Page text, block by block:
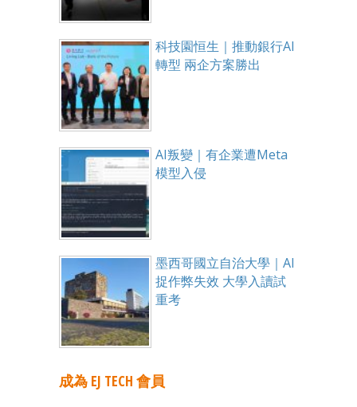
科技園恒生｜推動銀行AI
轉型 兩企方案勝出
AI叛變｜有企業遭Meta
模型入侵
墨西哥國立自治大學｜AI
捉作弊失效 大學入讀試
重考
成為 EJ TECH 會員